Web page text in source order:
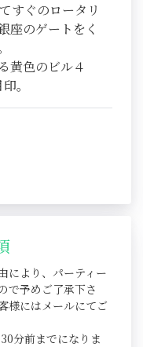
すぐのロータリ
座のゲートをく
黄色のビル４
。
により、パーティー
で予めご了承下さ
様にはメールにてご
分前までになりま